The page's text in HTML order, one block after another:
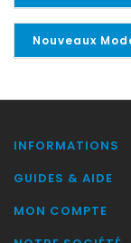
Nouveaux
INFORMATIONS
GUIDES & AIDE
MON COMPTE